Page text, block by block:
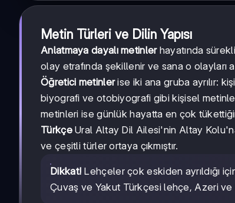
Metin Türleri ve Dilin Yapısı
Anlatmaya dayalı metinlerhayatında
olay etrafında şekillenir ve sana o olayları
Öğretici metinlerise iki ana gruba ayrılır:
biyografi ve otobiyografi gibi kişisel
metinleri ise günlük hayatta en çok
TürkçeUral Altay Dil Ailesi'nin Altay
ve çeşitli türler ortaya çıkmıştır.
Dikkat! Lehçeler çok eskiden ayrıldığı
Çuvaş ve Yakut Türkçesi lehçe, Azeri ve